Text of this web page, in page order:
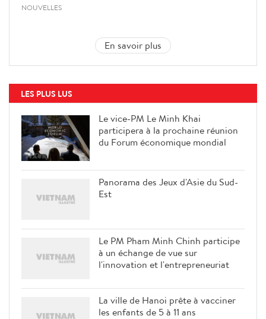
NOUVELLES
En savoir plus
LES PLUS LUS
Le vice-PM Le Minh Khai
participera à la prochaine réunion
du Forum économique mondial
Panorama des Jeux d'Asie du Sud-
Est
Le PM Pham Minh Chinh participe
à un échange de vue sur
l'innovation et l'entrepreneuriat
La ville de Hanoi prête à vacciner
les enfants de 5 à 11 ans